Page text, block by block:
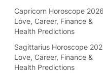
Capricorn Horoscope
Love, Career, Finance &
Health Predictions
Sagittarius Horoscope
Love, Career, Finance &
Health Predictions